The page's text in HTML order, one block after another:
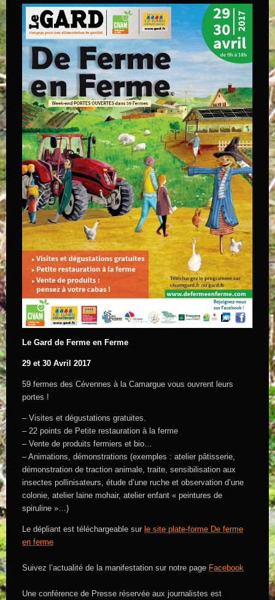
Le Gard de Ferme en Ferme
29 et 30 Avril 2017
59 fermes des Cévennes à la Camargue vous ouvrent leurs
portes !
– Visites et dégustations gratuites.
– 22 points de Petite restauration à la ferme
– Vente de produits fermiers et bio…
– Animations, démonstrations (exemples : atelier pâtisserie,
démonstration de traction animale, traite, sensibilisation aux
insectes pollinisateurs, étude d’une ruche et observation d’une
colonie, atelier laine mohair, atelier enfant « peintures de
spiruline »…)
Le dépliant est téléchargeable sur le site plate-forme De ferme
en ferme
Suivez l’actualité de la manifestation sur notre page Facebook
Une conférence de Presse réservée aux journalistes est